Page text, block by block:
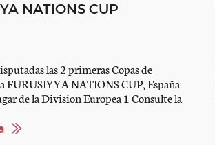
NATIONS CUP
las 2 primeras Copas de
FURUSIYYA NATIONS CUP, España
de la Division Europea 1 Consulte la